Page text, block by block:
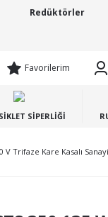
Redüktörler
Favorilerim
SİPERLİĞİ
V Trifaze Kare Kasalı